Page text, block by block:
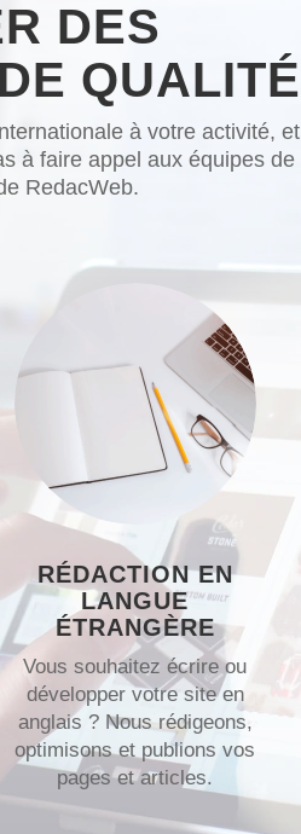
DES
QUALITÉ
à votre activité, et
à faire appel aux équipes de
RedacWeb.
RÉDACTION EN
LANGUE
ÉTRANGÈRE
Vous souhaitez écrire ou
développer votre site en
anglais ? Nous rédigeons,
optimisons et publions vos
pages et articles.